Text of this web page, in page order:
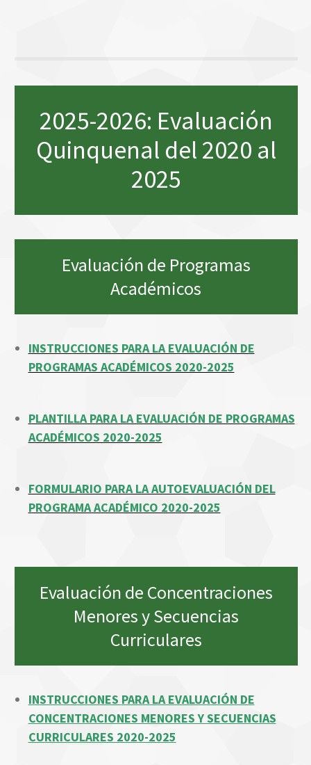
2025-2026: Evaluación
Quinquenal del 2020 al
2025
Evaluación de Programas
Académicos
INSTRUCCIONES PARA LA EVALUACIÓN DE
PROGRAMAS ACADÉMICOS 2020-2025
PLANTILLA PARA LA EVALUACIÓN DE PROGRAMAS
ACADÉMICOS 2020-2025
FORMULARIO PARA LA AUTOEVALUACIÓN DEL
PROGRAMA ACADÉMICO 2020-2025
Evaluación de Concentraciones
Menores y Secuencias
Curriculares
INSTRUCCIONES PARA LA EVALUACIÓN DE
CONCENTRACIONES MENORES Y SECUENCIAS
CURRICULARES 2020-2025